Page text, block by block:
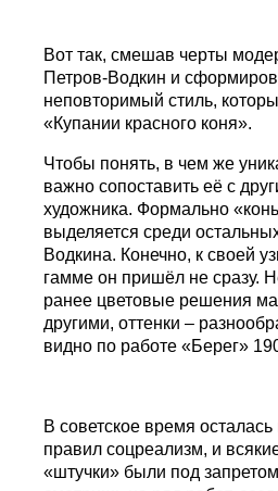
Вот так, смешав черты
Петров-Водкин и
неповторимый стиль,
«Купании красного коня».
Чтобы понять, в чем же
важно сопоставить её с
художника. Формально
выделяется среди
Водкина. Конечно, к своей
гамме он пришёл не сразу.
ранее цветовые решения
другими, оттенки –
видно по работе «Берег»
В советское время
правил соцреализм, и
«штучки» были под